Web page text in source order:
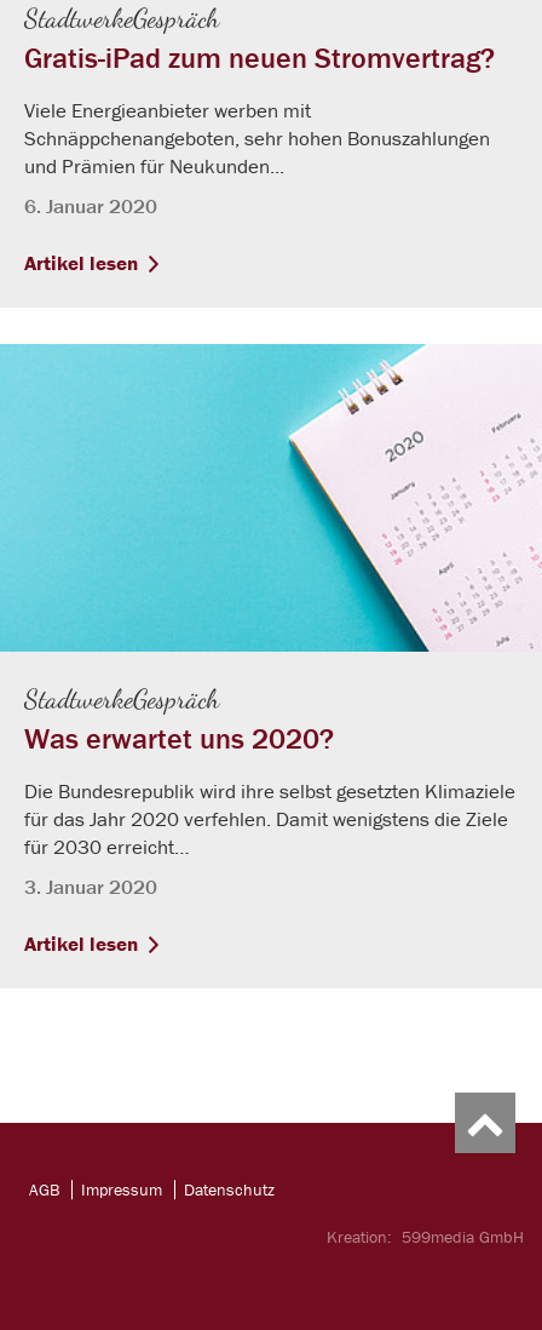
Gratis-iPad zum neuen Stromvertrag?
StadtwerkeGespräch
Viele Energieanbieter werben mit
Schnäppchenangeboten, sehr hohen Bonuszahlungen
und Prämien für Neukunden...
6. Januar 2020
Artikel lesen
Was erwartet uns 2020?
StadtwerkeGespräch
Die Bundesrepublik wird ihre selbst gesetzten Klimaziele
für das Jahr 2020 verfehlen. Damit wenigstens die Ziele
für 2030 erreicht…
3. Januar 2020
Artikel lesen
AGB Impressum Datenschutz
Kreation: 599media GmbH